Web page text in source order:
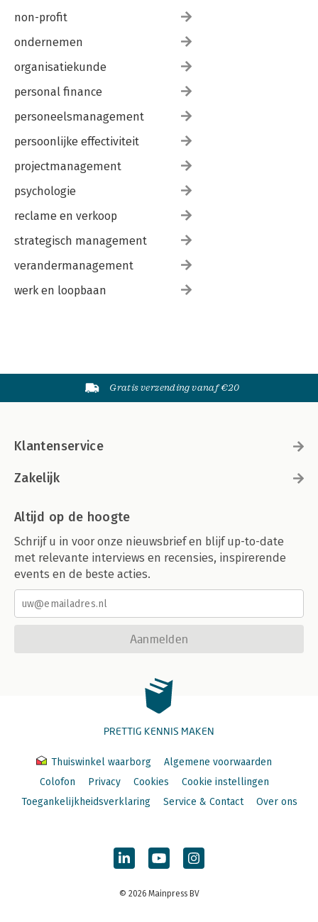
non-profit
ondernemen
organisatiekunde
personal finance
personeelsmanagement
persoonlijke effectiviteit
projectmanagement
psychologie
reclame en verkoop
strategisch management
verandermanagement
werk en loopbaan
Gratis verzending vanaf €20
Klantenservice
Zakelijk
Altijd op de hoogte
Schrijf u in voor onze nieuwsbrief en blijf up-to-date
met relevante interviews en recensies, inspirerende
events en de beste acties.
Aanmelden
PRETTIG KENNIS MAKEN
Thuiswinkel waarborg
Algemene voorwaarden
Colofon
Privacy Cookies
Cookie instellingen
Toegankelijkheidsverklaring
Service & Contact Over ons
© 2026 Mainpress BV